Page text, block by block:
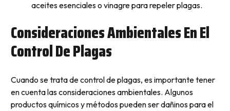
aceites esenciales o vinagre para repeler plagas.
Consideraciones Ambientales En El
Control De Plagas
Cuando se trata de control de plagas, es importante tener
en cuenta las consideraciones ambientales. Algunos
productos químicos y métodos pueden ser dañinos para el